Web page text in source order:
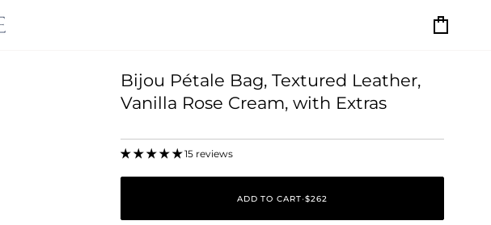
Bijou Pétale Bag, Textured Leather,
Vanilla Rose Cream, with Extras
15 reviews
ADD TO CART•$262